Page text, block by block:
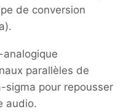
de conversion
parallèles de
pour repousser
audio.